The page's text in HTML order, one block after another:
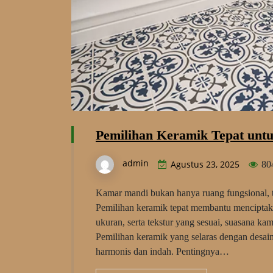
Pemilihan Keramik Tepat
admin Agustus 23, 2025
Kamar mandi bukan hanya ruang
Pemilihan keramik tepat membantu
ukuran, serta tekstur yang sesuai, suasana
Pemilihan keramik yang selaras dengan
harmonis dan indah. Pentingnya…